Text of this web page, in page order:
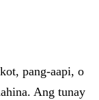
pang-aapi, o
Ang tunay